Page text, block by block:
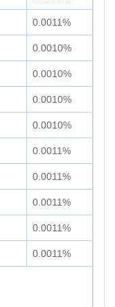
0.0011%
0.0010%
0.0010%
0.0010%
0.0010%
0.0011%
0.0011%
0.0011%
0.0011%
0.0011%